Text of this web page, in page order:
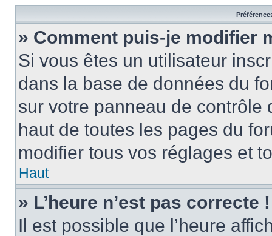
» Comment puis-je modifier
Si vous êtes un utilisateur
dans la base de données du
sur votre panneau de contrôle
haut de toutes les pages du
modifier tous vos réglages et
Haut
» L’heure n’est pas correcte !
Il est possible que l’heure